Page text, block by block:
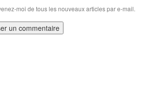
moi de tous les nouveaux articles par e-mail.